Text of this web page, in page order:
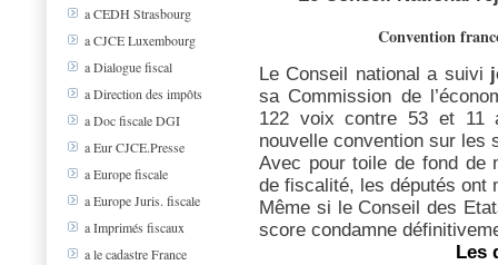
a CEDH Strasbourg
a CJCE Luxembourg
a Dialogue fiscal
a Direction des impôts
a Doc fiscale DGI
a Eur CJCE.Presse
a Europe fiscale
a Europe Juris. fiscale
a Imprimés fiscaux
a le cadastre France
Convention
Le Conseil national a suivi
sa Commission de
122 voix contre 53 et 11
nouvelle convention sur
Avec pour toile de fond de
de fiscalité, les députés ont
Même si le Conseil des
score condamne
Les